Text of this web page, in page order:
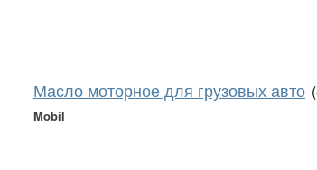
Масло моторное для грузовых авто
Mobil